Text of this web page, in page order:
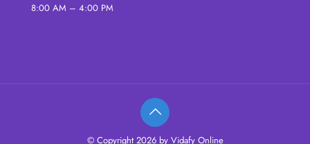
8:00 AM – 4:00 PM
© Copyright 2026 by Vidafy Online